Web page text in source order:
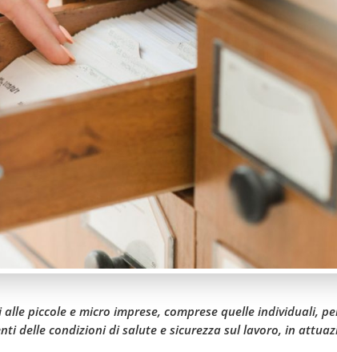
piccole e micro imprese, comprese quelle individuali,
condizioni di salute e sicurezza sul lavoro, in